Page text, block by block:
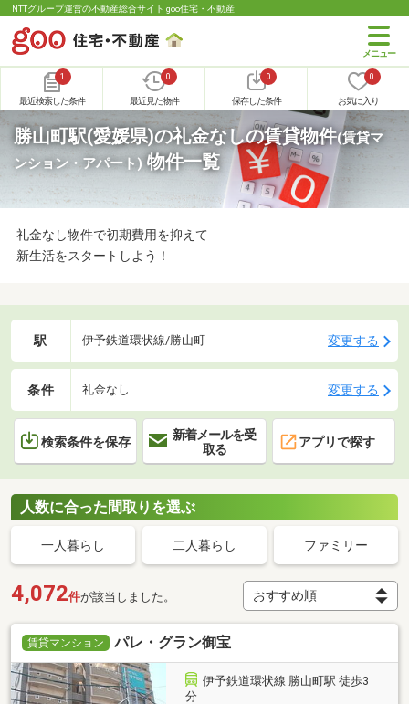
NTTグループ運営の不動産総合サイト goo住宅・不動産
1
最近検索した条件
0
最近見た物件
0
保存した条件
0
お気に入り
勝山町駅(愛媛県)の礼金なしの賃貸物件(賃貸マ
ンション・アパート) 物件一覧
礼金なし物件で初期費用を抑えて
新生活をスタートしよう！
駅 伊予鉄道環状線/勝山町 変更する
条件 礼金なし 変更する
検索条件を保存
新着メールを受
取る
アプリで探す
人数に合った間取りを選ぶ
一人暮らし 二人暮らし ファミリー
4,072件が該当しました。
賃貸マンション パレ・グラン御宝
伊予鉄道環状線 勝山町駅 徒歩3
分